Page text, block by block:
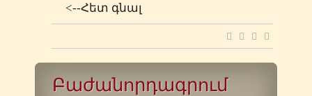
<--Հետ գնալ
Բաժանորդագրում